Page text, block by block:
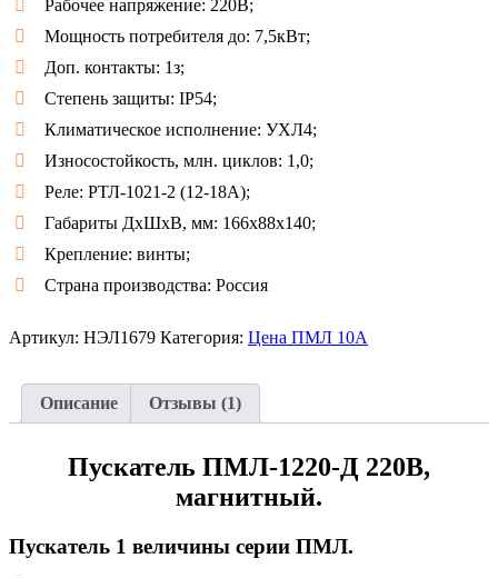
Рабочее напряжение: 220В;
Мощность потребителя до: 7,5кВт;
Доп. контакты: 1з;
Степень защиты: IP54;
Климатическое исполнение: УХЛ4;
Износостойкость, млн. циклов: 1,0;
Реле: РТЛ-1021-2 (12-18А);
Габариты ДxШxB, мм: 166x88x140;
Крепление: винты;
Страна производства: Россия
Артикул: НЭЛ1679 Категория: Цена ПМЛ 10А
Описание Отзывы (1)
Пускатель ПМЛ-1220-Д 220В,
магнитный.
Пускатель 1 величины серии ПМЛ.